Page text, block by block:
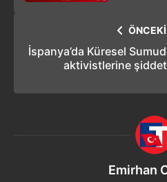
İspanya’da Küresel
aktivistlerine
Emirhan